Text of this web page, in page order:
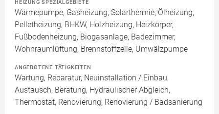
HEIZUNG SPEZIALGEBIETE
Wärmepumpe, Gasheizung, Solarthermie, Ölheizung,
Pelletheizung, BHKW, Holzheizung, Heizkörper,
Fußbodenheizung, Biogasanlage, Badezimmer,
Wohnraumlüftung, Brennstoffzelle, Umwälzpumpe
ANGEBOTENE TÄTIGKEITEN
Wartung, Reparatur, Neuinstallation / Einbau,
Austausch, Beratung, Hydraulischer Abgleich,
Thermostat, Renovierung, Renovierung / Badsanierung